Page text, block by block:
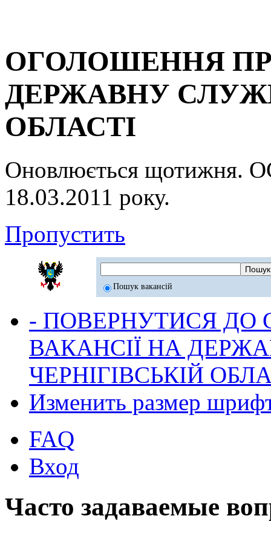
ОГОЛОШЕННЯ
ДЕРЖАВНУ
ОБЛАСТІ
Оновлюється
18.03.2011 року.
Пропустить
Пошук вакансій
- ПОВЕРНУТИСЯ ДО
ВАКАНСІЇ НА
ЧЕРНІГІВСЬКІЙ
Изменить размер
FAQ
Вход
Часто задаваемые